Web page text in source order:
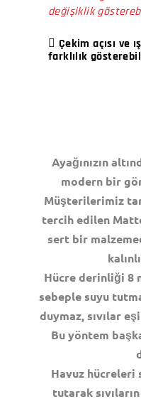
değişiklik
Çekim açısı ve
farklılık
Ayağınızın
modern bir
Müşterilerimiz
tercih edilen
sert bir
Hücre derinliği 8
sebeple suyu
duymaz, sıvılar
Bu yöntem
Havuz
tutarak sıvıların